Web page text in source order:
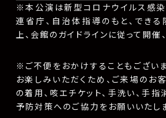
※本公演は新型コロナウイルス感
連省庁、自治体指導のもと、でき
上、会館のガイドラインに従って開催
※ご不便をおかけすることもござい
お楽しみいただくため、ご来場のお
の着用、咳エチケット、手洗い、手指
予防対策へのご協力をお願いいたし